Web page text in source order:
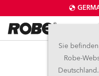
Sie
Robe-